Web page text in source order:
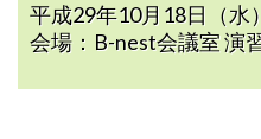
平成29年10月18日（水
会場：B-nest会議室 演